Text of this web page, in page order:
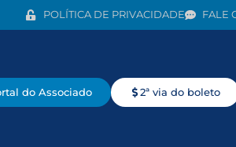
POLÍTICA DE PRIVACIDADE FALE
do Associado 2ª via do boleto